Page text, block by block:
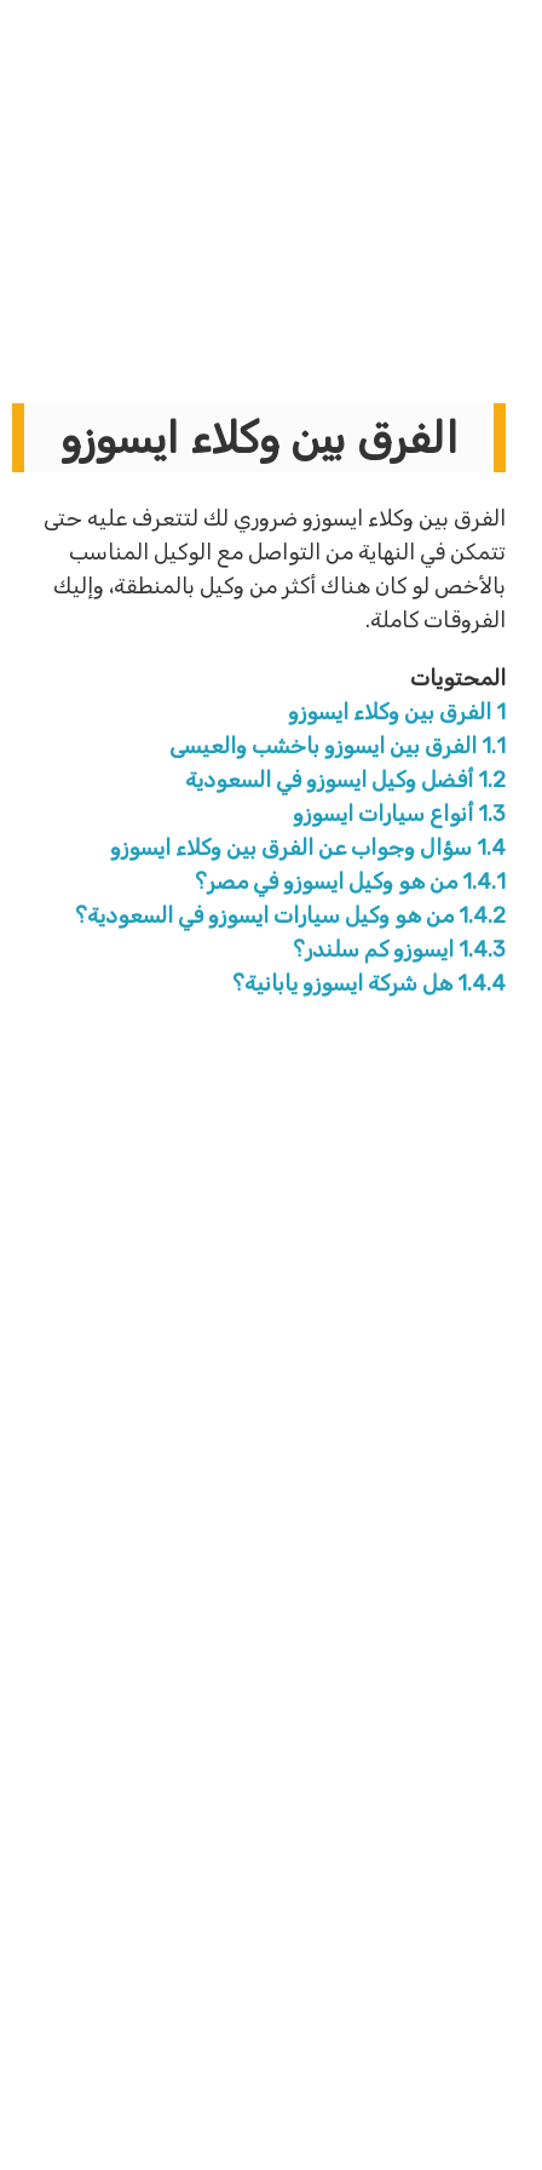
الفرق بين وكلاء ايسوزو
الفرق بين وكلاء ايسوزو ضروري لك لتتعرف عليه حتى
تتمكن في النهاية من التواصل مع الوكيل المناسب
بالأخص لو كان هناك أكثر من وكيل بالمنطقة، وإليك
الفروقات كاملة.
المحتويات
الفرق بين وكلاء ايسوزو
الفرق بين ايسوزو باخشب والعيسى
1.2أفضل وكيل ايسوزو في السعودية
1.3أنواع سيارات ايسوزو
1.4سؤال وجواب عن الفرق بين وكلاء ايسوزو
1.4.1من هو وكيل ايسوزو في مصر؟
1.4.2من هو وكيل سيارات ايسوزو في السعودية؟
1.4.3ايسوزو كم سلندر؟
1.4.4هل شركة ايسوزو يابانية؟